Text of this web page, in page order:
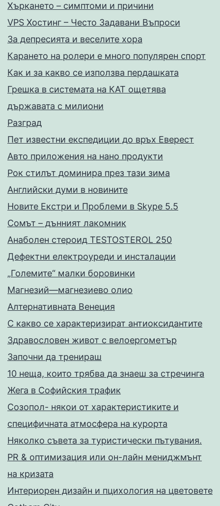
Хъркането – симптоми и причини
VPS Хостинг – Често Задавани Въпроси
За депресията и веселите хора
Карането на ролери е много популярен спорт
Как и за какво се използва пердашката
Грешка в системата на КАТ ощетява
държавата с милиони
Разград
Пет известни експедиции до връх Еверест
Авто приложения на нано продукти
Рок стилът доминира през тази зима
Английски думи в новините
Новите Екстри и Проблеми в Skype 5.5
Сомът – дънният лакомник
Анаболен стероид TESTOSTEROL 250
Дефектни електроуреди и инсталации
„Големите“ малки боровинки
Магнезий—магнезиево олио
Алтернативната Венеция
С какво се характеризират антиоксидантите
Здравословен живот с велоергометър
Запoчни да тренираш
10 неща, които трябва да знаеш за стречинга
Жега в Софийския трафик
Созопол- някои от характеристиките и
специфичната атмосфера на курорта
Няколко съвета за туристически пътувания.
PR & оптимизация или он-лайн мениджмънт
на кризата
Интериорен дизайн и пцихология на цветовете